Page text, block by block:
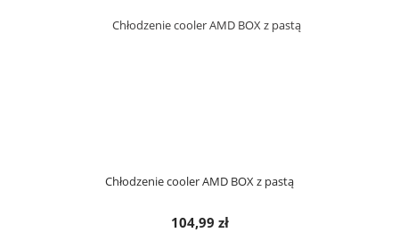
Chłodzenie cooler AMD BOX z pastą
104,99 zł